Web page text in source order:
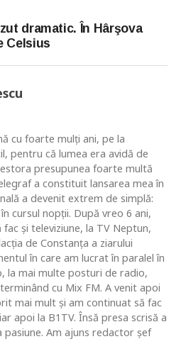
dramatic. În Hârşova
Celsius
cu foarte mulţi ani, pe la
pentru că lumea era avidă de
presupunea foarte multă
a constituit lansarea mea în
a devenit extrem de simplă:
cursul nopţii. După vreo 6 ani,
şi televiziune, la TV Neptun,
de Constanţa a ziarului
în care am lucrat în paralel în
la mai multe posturi de radio,
cu Mix FM. A venit apoi
mai mult şi am continuat să fac
apoi la B1TV. Însă presa scrisă a
Am ajuns redactor şef